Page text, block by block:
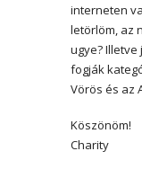
interneten
letörlöm, az
ugye?
fogják
Vörös és az
Köszönöm!
Charity